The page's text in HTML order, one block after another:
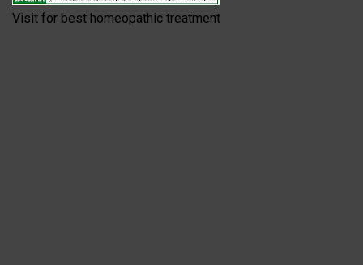
Visit for best homeopathic treatment